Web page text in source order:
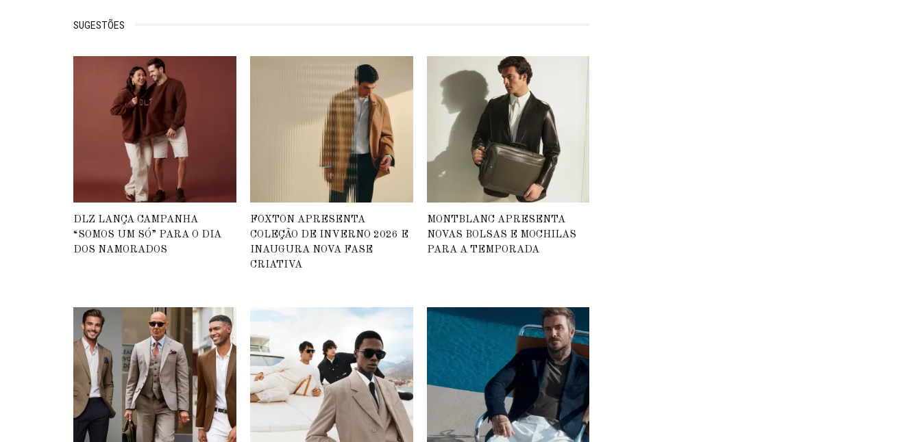
SUGESTÕES
DLZ LANÇA CAMPANHA
“SOMOS UM SÓ” PARA O DIA
DOS NAMORADOS
FOXTON APRESENTA
COLEÇÃO DE INVERNO 2026 E
INAUGURA NOVA FASE
CRIATIVA
MONTBLANC APRESENTA
NOVAS BOLSAS E MOCHILAS
PARA A TEMPORADA